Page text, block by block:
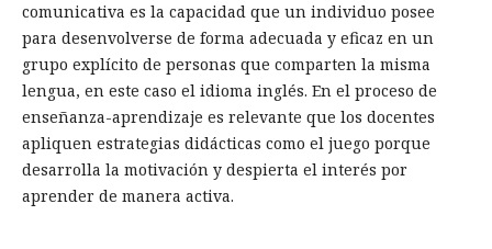
comunicativa es la capacidad que un individuo posee
para desenvolverse de forma adecuada y eficaz en un
grupo explícito de personas que comparten la misma
lengua, en este caso el idioma inglés. En el proceso de
enseñanza-aprendizaje es relevante que los docentes
apliquen estrategias didácticas como el juego porque
desarrolla la motivación y despierta el interés por
aprender de manera activa.